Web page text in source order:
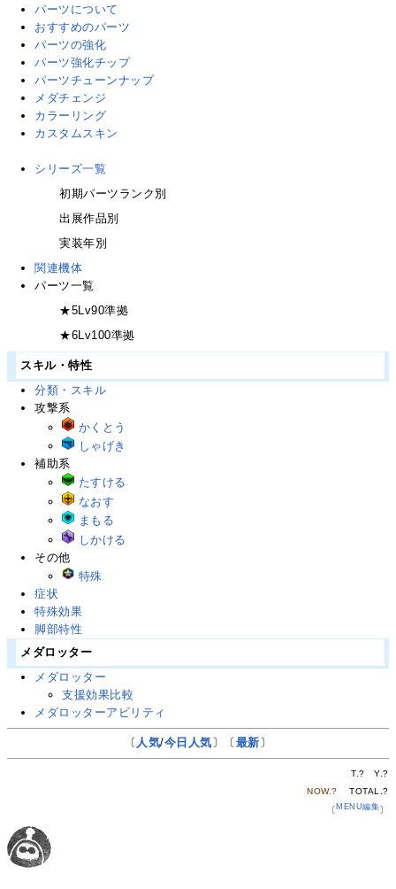
パーツについて
おすすめのパーツ
パーツの強化
パーツ強化チップ
パーツチューンナップ
メダチェンジ
カラーリング
カスタムスキン
シリーズ一覧
初期パーツランク別
出展作品別
実装年別
関連機体
パーツ一覧
★5Lv90準拠
★6Lv100準拠
スキル・特性
分類・スキル
攻撃系
かくとう
しゃげき
補助系
たすける
なおす
まもる
しかける
その他
特殊
症状
特殊効果
脚部特性
メダロッター
メダロッター
支援効果比較
メダロッターアビリティ
〔 人気/今日人気 〕〔 最新 〕
T.? Y.?
NOW.? TOTAL.?
〔MENU編集〕